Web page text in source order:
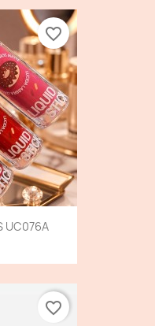
UC076A
favorite_border
favorite_border